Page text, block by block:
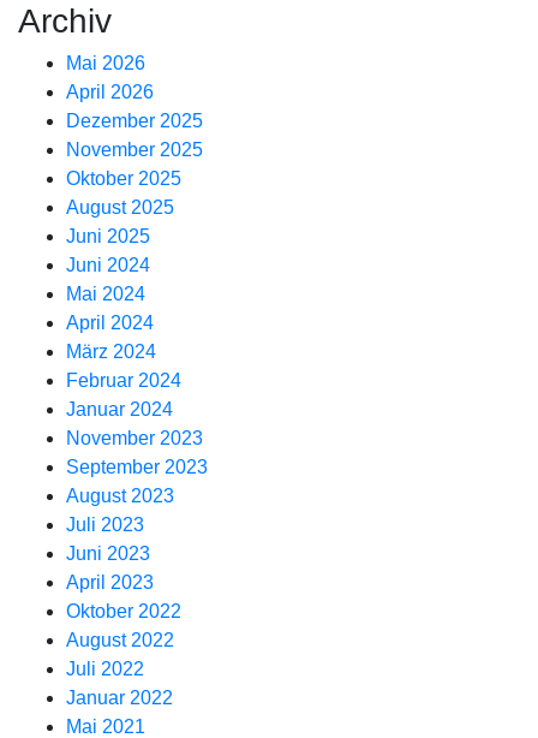
Archiv
Mai 2026
April 2026
Dezember 2025
November 2025
Oktober 2025
August 2025
Juni 2025
Juni 2024
Mai 2024
April 2024
März 2024
Februar 2024
Januar 2024
November 2023
September 2023
August 2023
Juli 2023
Juni 2023
April 2023
Oktober 2022
August 2022
Juli 2022
Januar 2022
Mai 2021